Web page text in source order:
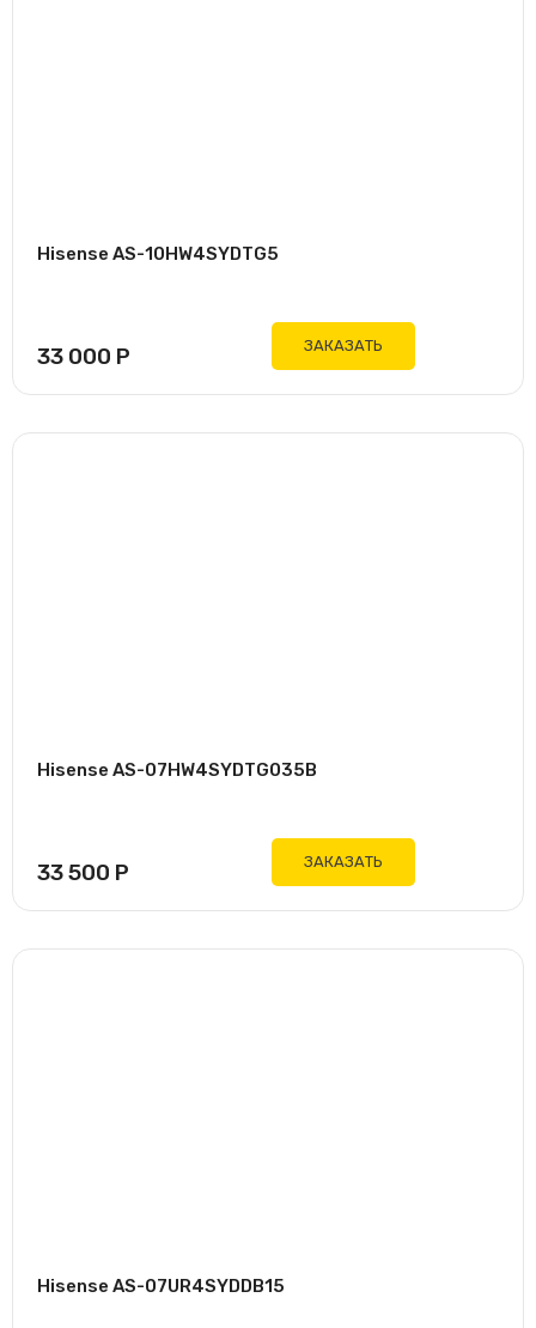
Hisense AS-10HW4SYDTG5
33 000 Р ЗАКАЗАТЬ
Hisense AS-07HW4SYDTG035В
33 500 Р ЗАКАЗАТЬ
Hisense AS-07UR4SYDDB15